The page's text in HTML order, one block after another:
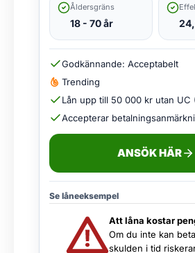
Åldersgräns
18 - 70 år
Godkännande: Acceptabelt
Trending
Lån upp till 50 000 kr utan UC
Accepterar
ANSÖK HÄR
Se låneeksempel
Att låna kostar
Om du inte kan
skulden i tid